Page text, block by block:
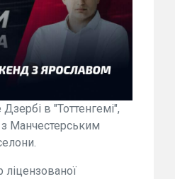
в "Тоттенгемі",
Манчестерським
ліцензованої